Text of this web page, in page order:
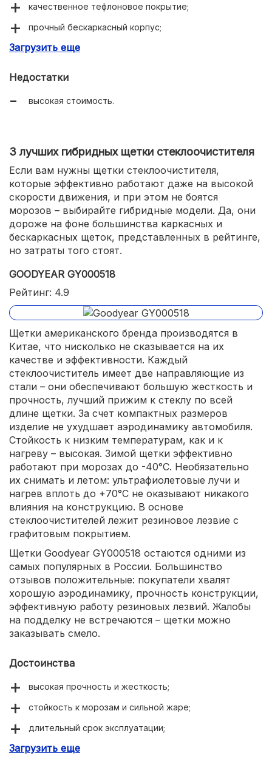
качественное тефлоновое покрытие;
прочный бескаркасный корпус;
эффективность при сильных морозах.
Загрузить еще
Недостатки
высокая стоимость.
3 лучших гибридных щетки стеклоочистителя
Если вам нужны щетки стеклоочистителя,
которые эффективно работают даже на высокой
скорости движения, и при этом не боятся
морозов – выбирайте гибридные модели. Да, они
дороже на фоне большинства каркасных и
бескаркасных щеток, представленных в рейтинге,
но затраты того стоят.
GOODYEAR GY000518
Рейтинг: 4.9
Щетки американского бренда производятся в
Китае, что нисколько не сказывается на их
качестве и эффективности. Каждый
стеклоочиститель имеет две направляющие из
стали – они обеспечивают большую жесткость и
прочность, лучший прижим к стеклу по всей
длине щетки. За счет компактных размеров
изделие не ухудшает аэродинамику автомобиля.
Стойкость к низким температурам, как и к
нагреву – высокая. Зимой щетки эффективно
работают при морозах до -40°С. Необязательно
их снимать и летом: ультрафиолетовые лучи и
нагрев вплоть до +70°С не оказывают никакого
влияния на конструкцию. В основе
стеклоочистителей лежит резиновое лезвие с
графитовым покрытием.
Щетки Goodyear GY000518 остаются одними из
самых популярных в России. Большинство
отзывов положительные: покупатели хвалят
хорошую аэродинамику, прочность конструкции,
эффективную работу резиновых лезвий. Жалобы
на подделку не встречаются – щетки можно
заказывать смело.
Достоинства
высокая прочность и жесткость;
стойкость к морозам и сильной жаре;
длительный срок эксплуатации;
отсутствие шума и разводов на стекле.
Загрузить еще